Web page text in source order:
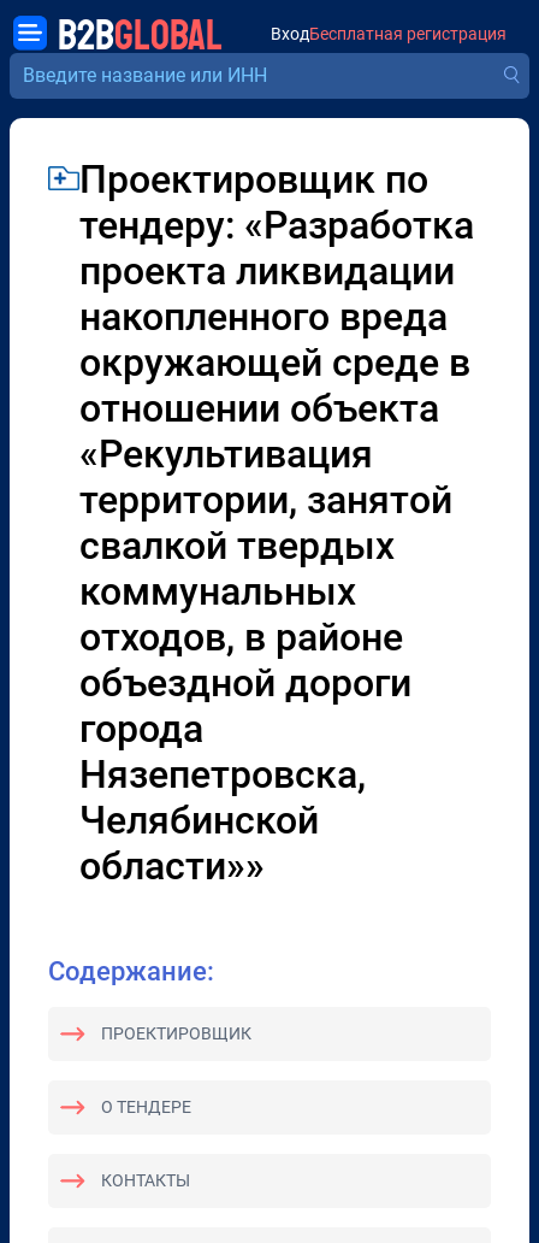
B2BGLOBAL ВходБесплатная регистрация
Проектировщик по
тендеру: «Разработка
проекта ликвидации
накопленного вреда
окружающей среде в
отношении объекта
«Рекультивация
территории, занятой
свалкой твердых
коммунальных
отходов, в районе
объездной дороги
города
Нязепетровска,
Челябинской
области»»
Содержание:
ПРОЕКТИРОВЩИК
О ТЕНДЕРЕ
КОНТАКТЫ